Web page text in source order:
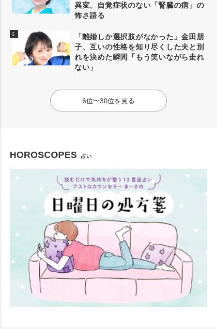
異変。自覚症状のない「腎臓の病」の
怖さ語る
「離婚しか選択肢がなかった」金田朋
子、互いの性格を知り尽くした夫と別
れを決めた瞬間「もう笑いながら走れ
ない」
6位〜30位を見る
HOROSCOPES 占い